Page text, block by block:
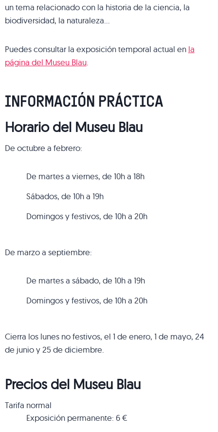
un tema relacionado con la historia de la ciencia, la
biodiversidad, la naturaleza…
Puedes consultar la exposición temporal actual en la
página del Museu Blau.
INFORMACIÓN PRÁCTICA
Horario del Museu Blau
De octubre a febrero:
De martes a viernes, de 10h a 18h
Sábados, de 10h a 19h
Domingos y festivos, de 10h a 20h
De marzo a septiembre:
De martes a sábado, de 10h a 19h
Domingos y festivos, de 10h a 20h
Cierra los lunes no festivos, el 1 de enero, 1 de mayo, 24
de junio y 25 de diciembre.
Precios del Museu Blau
Tarifa normal
Exposición permanente: 6 €